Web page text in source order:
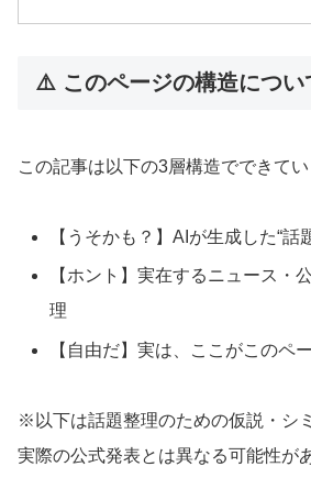
⚠️ このページの構造につい
この記事は以下の3層構造でできてい
【うそかも？】AIが生成した“話
【ホント】実在するニュース・
理
【自由だ】実は、ここがこのペ
※以下は話題整理のための仮説・シ
実際の公式発表とは異なる可能性が